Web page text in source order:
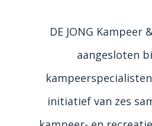
DE JONG Kampeer
aangesloten
initiatief van zes